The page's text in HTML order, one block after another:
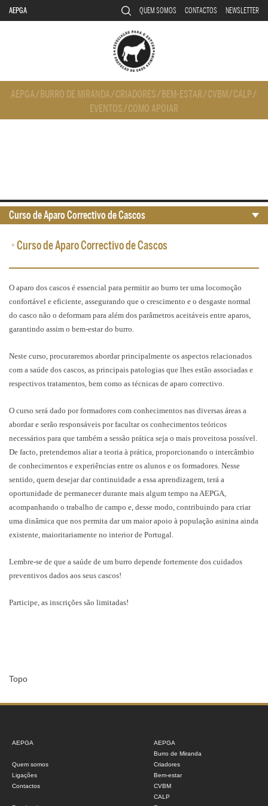
AEPGA QUEM SOMOS CONTACTOS NEWSLETTER
AEPGA/ BURRO DE MIRANDA/CRIADORES/ BEM-ESTAR/CVBM/CALP/
EVENTOS/COMO APOIAR
•Curso de Aparo Correctivo de Cascos
O aparo dos cascos é essencial para permitir ao burro ter uma locomoção
confortável e eficiente, assegurando que o crescimento e o desgaste normal
do casco não o deformam para além dos parâmetros aceitáveis entre aparos,
garantindo assim o bem-estar do burro.
Neste curso, procuraremos abordar principalmente os aspectos relacionados
com a saúde dos cascos, as principais patologias que lhes estão associadas e
respectivos tratamentos, bem como as técnicas de aparo correctivo.
O curso será dado por formadores com conhecimentos nas diversas áreas a
abordar e serão responsáveis por facultar os conhecimentos teóricos
necessários para que também a sessão prática seja o mais proveitosa possível.
De facto, pretendemos aliar a teoria à prática, proporcionando o intercâmbio
de conhecimentos e experiências entre os alunos e os formadores. Nesse
sentido, quem desejar dar continuidade a essa aprendizagem, terá a
oportunidade de permanecer durante mais algum tempo na AEPGA,
acompanhando o trabalho de campo e, desse modo, contribuindo para criar
uma dinâmica que nos permita dar um maior apoio à população asinina ainda
existente, maioritariamente no interior de Portugal.
Lembre-se de que a saúde de um burro depende fortemente dos cuidados
preventivos dados aos seus cascos!
Participe, as inscrições são limitadas!
Topo
Curso de Aparo Correctivo de Cascos
AEPGA
Quem somos
Ligações
Contactos
AEPGA
Burro de Miranda
Criadores
Bem-estar
CVBM
CALP